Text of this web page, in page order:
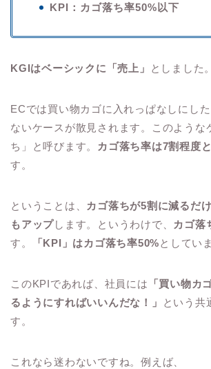
KPI：カゴ落ち率50%以下
KGIはベーシックに「売上」 としました。
ECでは買い物カゴに入れっぱなしにし
ないケースが散見されます。このような
ち」と呼びます。
カゴ落ち率は7割程度
す。
ということは、 カゴ落ちが5割に減るだ
もアップします。というわけで、 カゴ落
す。
「KPI」はカゴ落ち率50%としてい
このKPIであれば、社員には 「買い物カ
るようにすればいいんだな！」
という共
す。
これなら迷わないですね。例えば、